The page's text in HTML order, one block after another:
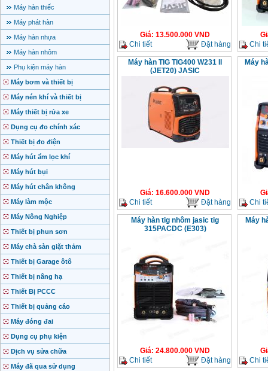
Máy hàn thiếc
Máy phát hàn
Máy hàn nhựa
Máy hàn nhôm
Phụ kiện máy hàn
Máy bơm và thiết bị
Máy nén khí và thiết bị
Máy thiết bị rửa xe
Dụng cụ đo chính xác
Thiết bị đo điện
Máy hút ẩm lọc khí
Máy hút bụi
Máy hút chân không
Máy làm mộc
Máy Nông Nghiệp
Thiết bị phun sơn
Máy chà sàn giặt thảm
Thiết bị Garage ôtô
Thiết bị nâng hạ
Thiết Bị PCCC
Thiết bị quảng cáo
Máy đóng đai
Dụng cụ phụ kiện
Dịch vụ sửa chữa
Máy đã qua sử dụng
Giá: 13.500.000 VND
Chi tiết
Đặt hàng
Chi
Máy hàn TIG TIG400 W231 II
(JET20) JASIC
Giá: 16.600.000 VND
Chi tiết
Đặt hàng
Máy
Chi
Máy hàn tig nhôm jasic tig
315PACDC (E303)
Giá: 24.800.000 VND
Chi tiết
Đặt hàng
Máy
Chi